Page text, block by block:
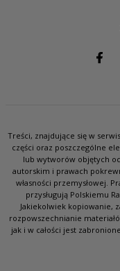
Treści, znajdujące się w
części oraz poszczególne
lub wytworów objętych
autorskim i prawach
własności przemysłowej.
przysługują Polskiemu
Jakiekolwiek kopiowanie,
rozpowszechnianie
jak i w całości jest